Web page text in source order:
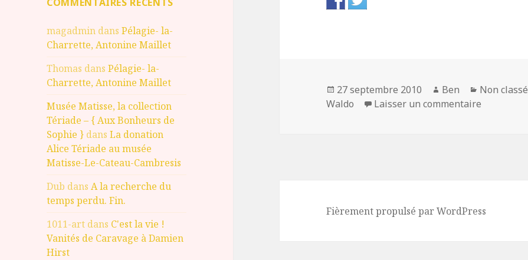
magadmin dansPélagie- la-
Charrette, Antonine Maillet
Thomas dansPélagie- la-
Charrette, Antonine Maillet
Musée Matisse, la collection
Tériade – { Aux Bonheurs de
Sophie } dansLa donation
Alice Tériade au musée
Matisse-Le-Cateau-Cambresis
Dub dansA la recherche du
temps perdu. Fin.
1011-art dans C'est la vie !
Vanités de Caravage à Damien
Hirst
Publié
le
27 septembre 2010 Auteur
Ben Catégories
Non classé
Waldo
Laisser un commentaire
Fièrement propulsé par WordPress